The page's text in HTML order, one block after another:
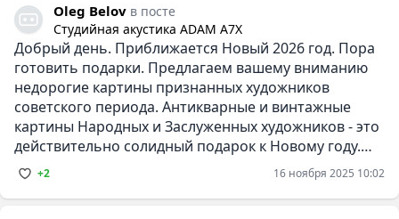
Oleg Belov в посте
Студийная акустика ADAM A7X
Добрый день. Приближается Новый 2026 год. Пора
готовить подарки. Предлагаем вашему вниманию
недорогие картины признанных художников
советского периода. Антикварные и винтажные
картины Народных и Заслуженных художников - это
действительно солидный подарок к Новому году.
Картины можно посмотреть и
+2 16 ноября 2025 10:02